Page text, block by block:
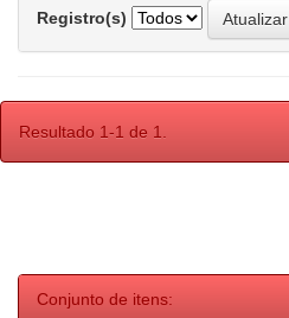
Registro(s)
Resultado 1-1 de 1.
Conjunto de itens: